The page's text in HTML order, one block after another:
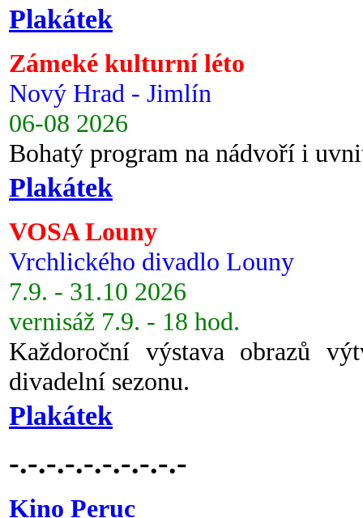
Plakátek
Zámeké kulturní léto
Nový Hrad - Jimlín
06-08 2026
Bohatý program na nádvoří i
Plakátek
VOSA Louny
Vrchlického divadlo Louny
7.9. - 31.10 2026
vernisáž 7.9. - 18 hod.
Každoroční výstava obrazů
divadelní sezonu.
Plakátek
-.-.-.-.-.-.-.-.-.-
Kino Peruc